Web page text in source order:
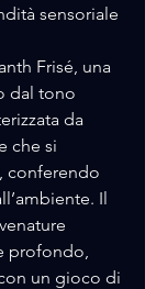
sensoriale
Frisé, una
dal tono
da
che si
conferendo
Il
profondo,
un gioco di